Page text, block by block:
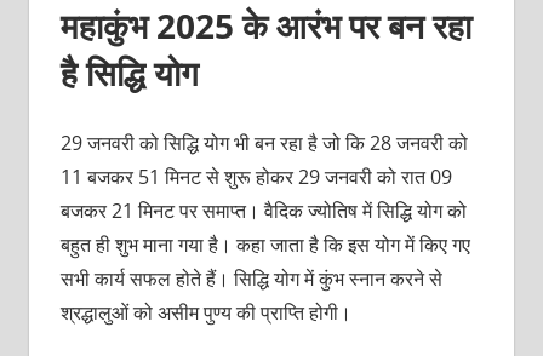
महाकुंभ 2025 के आरंभ पर बन रहा
है सिद्धि योग
29 जनवरी को सिद्धि योग भी बन रहा है जो कि 28 जनवरी को
11 बजकर 51 मिनट से शुरू होकर 29 जनवरी को रात 09
बजकर 21 मिनट पर समाप्‍त। वैदिक ज्‍योतिष में सिद्धि योग को
बहुत ही शुभ माना गया है। कहा जाता है कि इस योग में किए गए
सभी कार्य सफल होते हैं। सिद्धि योग में कुंभ स्‍नान करने से
श्रद्धालुओं को असीम पुण्‍य की प्राप्‍ति होगी।